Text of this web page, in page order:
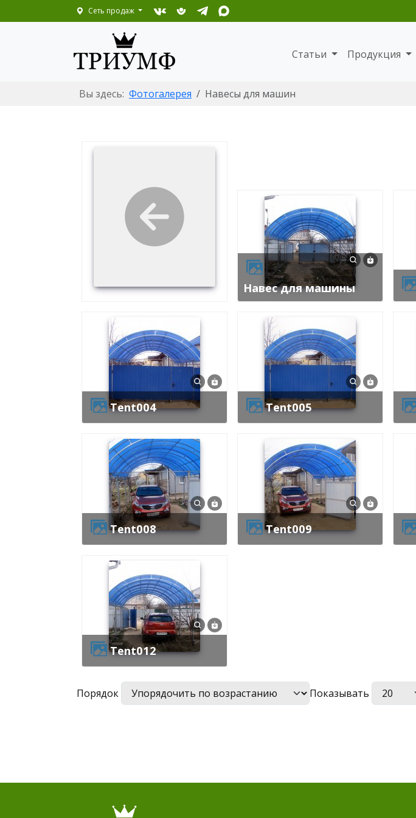
Сеть продаж
Статьи Продукция
Вы здесь: Фотогалерея Навесы для машин
Навес для машины
tent004 tent005
tent008 tent009
tent012
Порядок Показывать